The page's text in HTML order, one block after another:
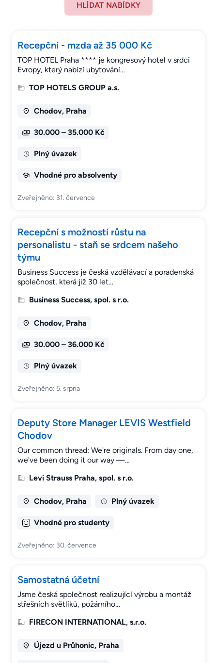
HLÍDAT NABÍDKY
Recepční - mzda až 35 000 Kč
TOP HOTEL Praha **** je kongresový hotel v srdci
Evropy, který nabízí ubytování…
TOP HOTELS GROUP a.s.
Chodov, Praha
30.000 – 35.000 Kč
Plný úvazek
Vhodné pro absolventy
Zveřejněno: 31. července
Recepční s možností růstu na
personalistu - staň se srdcem našeho
týmu
Business Success je česká vzdělávací a poradenská
společnost, která již 30 let…
Business Success, spol. s r.o.
Chodov, Praha
30.000 – 36.000 Kč
Plný úvazek
Zveřejněno: 5. srpna
Deputy Store Manager LEVIS Westfield
Chodov
Our common thread: We're originals. From day one,
we've been doing it our way —…
Levi Strauss Praha, spol. s r.o.
Chodov, Praha Plný úvazek
Vhodné pro studenty
Zveřejněno: 30. července
Samostatná účetní
Jsme česká společnost realizující výrobu a montáž
střešních světlíků, požárního…
FIRECON INTERNATIONAL, s.r.o.
Újezd u Průhonic, Praha